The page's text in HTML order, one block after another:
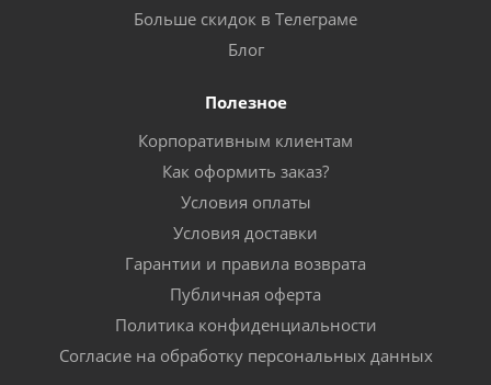
Больше скидок в Телеграме
Блог
Полезное
Корпоративным клиентам
Как оформить заказ?
Условия оплаты
Условия доставки
Гарантии и правила возврата
Публичная оферта
Политика конфиденциальности
Согласие на обработку персональных данных